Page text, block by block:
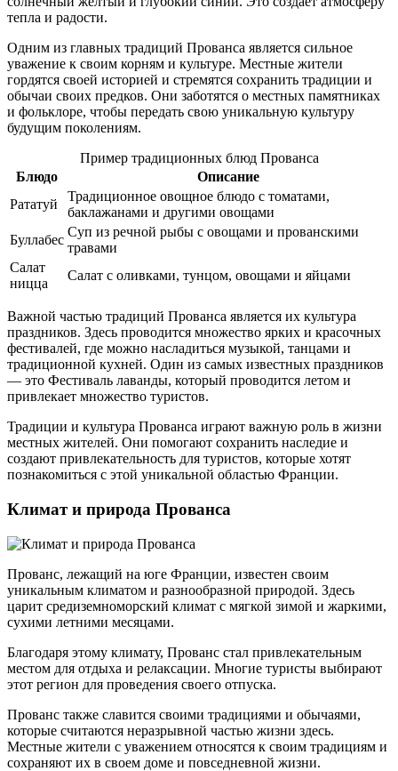
тепла и радости.
Одним из главных традиций Прованса является сильное
уважение к своим корням и культуре. Местные жители
гордятся своей историей и стремятся сохранить традиции и
обычаи своих предков. Они заботятся о местных памятниках
и фольклоре, чтобы передать свою уникальную культуру
будущим поколениям.
Пример традиционных блюд Прованса
Блюдо
Описание
Рататуй
Традиционное овощное блюдо с томатами,
баклажанами и другими овощами
Буллабес
Суп из речной рыбы с овощами и прованскими
травами
Салат
ницца
Салат с оливками, тунцом, овощами и яйцами
Важной частью традиций Прованса является их культура
праздников. Здесь проводится множество ярких и красочных
фестивалей, где можно насладиться музыкой, танцами и
традиционной кухней. Один из самых известных праздников
— это Фестиваль лаванды, который проводится летом и
привлекает множество туристов.
Традиции и культура Прованса играют важную роль в жизни
местных жителей. Они помогают сохранить наследие и
создают привлекательность для туристов, которые хотят
познакомиться с этой уникальной областью Франции.
Климат и природа Прованса
Прованс, лежащий на юге Франции, известен своим
уникальным климатом и разнообразной природой. Здесь
царит средиземноморский климат с мягкой зимой и жаркими,
сухими летними месяцами.
Благодаря этому климату, Прованс стал привлекательным
местом для отдыха и релаксации. Многие туристы выбирают
этот регион для проведения своего отпуска.
Прованс также славится своими традициями и обычаями,
которые считаются неразрывной частью жизни здесь.
Местные жители с уважением относятся к своим традициям и
сохраняют их в своем доме и повседневной жизни.